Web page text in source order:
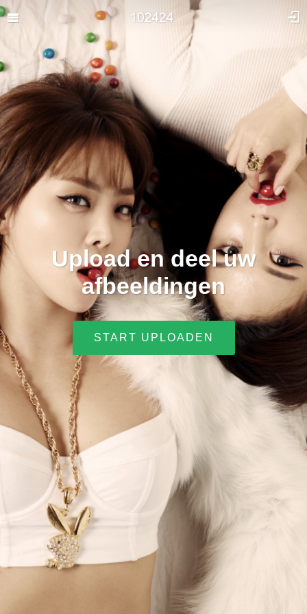
Upload en deel uw
afbeeldingen
START UPLOADEN